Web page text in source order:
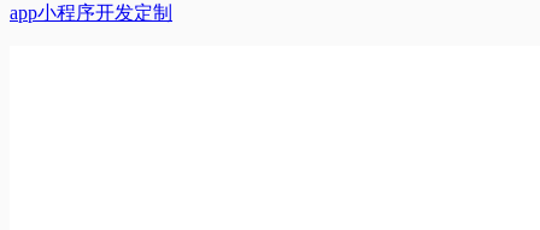
app小程序开发定制